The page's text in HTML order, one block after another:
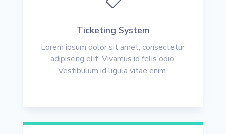
Ticketing System
Lorem ipsum dolor sit amet, consectetur
adipiscing elit. Vivamus id felis odio.
Vestibulum id ligula vitae enim.